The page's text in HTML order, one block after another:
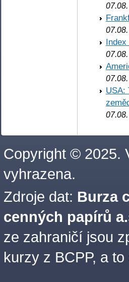
USA:
Copyright © 2025.
vyhrazena.
Zdroje dat: Burza
cenných papírů
ze zahraničí jsou
kurzy z BCPP, a to